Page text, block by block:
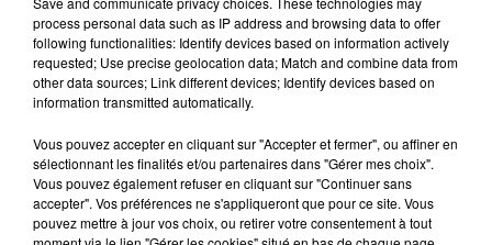
OPHELIE WINTER
Dieu M'a Donne La Foi
AVRIL LAVIGNE
Complicated
process personal data such as IP address and browsing data to offer
following functionalities: Identify devices based on information actively
requested; Use precise geolocation data; Match and combine data from
other data sources; Link different devices; Identify devices based on
information transmitted automatically.
Vous pouvez accepter en cliquant sur "Accepter et fermer", ou affiner en
sélectionnant les finalités et/ou partenaires dans "Gérer mes choix".
Vous pouvez également refuser en cliquant sur "Continuer sans
accepter". Vos préférences ne s'appliqueront que pour ce site. Vous
pouvez mettre à jour vos choix, ou retirer votre consentement à tout